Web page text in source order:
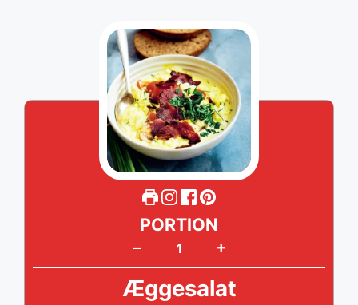
– +
PORTION
Æggesalat